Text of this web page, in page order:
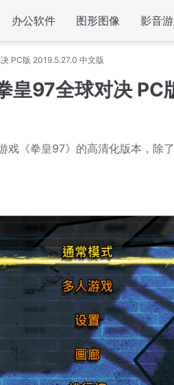
办公软件 图形图像 影音
PC版 2019.5.27.0 中文版
皇97全球对决
戏《拳皇97》的高清化版本，除